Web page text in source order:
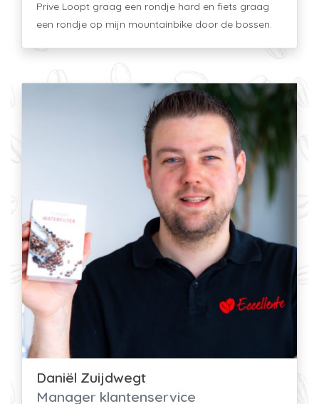
Prive Loopt graag een rondje hard en fiets graag
een rondje op mijn mountainbike door de bossen.
Daniël Zuijdwegt
Manager klantenservice